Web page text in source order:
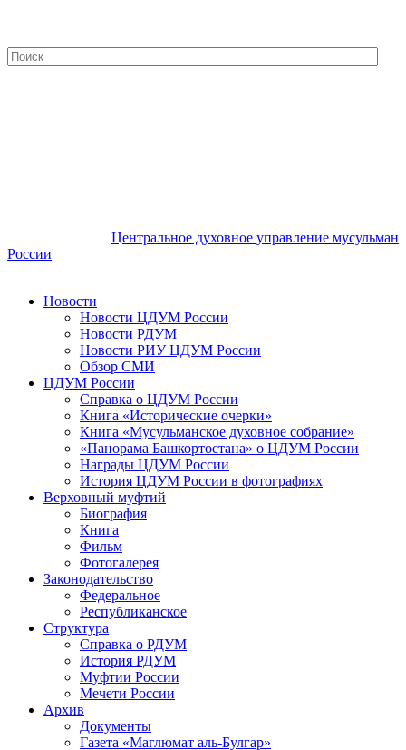
Центральное духовное управление мусульман
России
Новости
Новости ЦДУМ России
Новости РДУМ
Новости РИУ ЦДУМ России
Обзор СМИ
ЦДУМ России
Справка о ЦДУМ России
Книга «Исторические очерки»
Книга «Мусульманское духовное собрание»
«Панорама Башкортостана» о ЦДУМ России
Награды ЦДУМ России
История ЦДУМ России в фотографиях
Верховный муфтий
Биография
Книга
Фильм
Фотогалерея
Законодательство
Федеральное
Республиканское
Структура
Справка о РДУМ
История РДУМ
Муфтии России
Мечети России
Архив
Документы
Газета «Маглюмат аль-Булгар»